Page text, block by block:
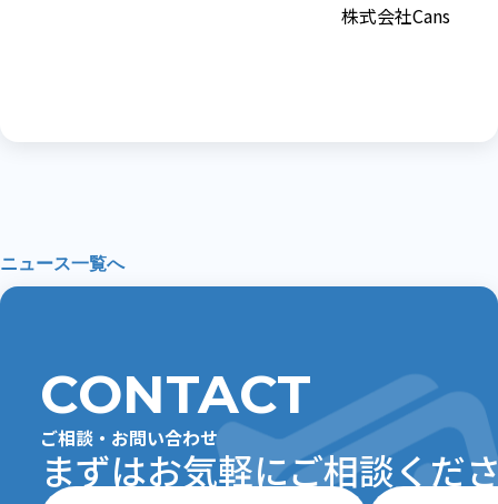
株式会社Cans
ニュース一覧へ
CONTACT
ご相談・お問い合わせ
まずはお気軽にご相談くださ